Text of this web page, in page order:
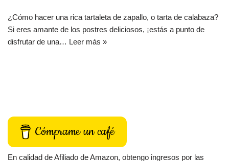
¿Cómo hacer una rica tartaleta de zapallo, o tarta de calabaza?
Si eres amante de los postres deliciosos, ¡estás a punto de
disfrutar de una… Leer más »
Cómprame un café
En calidad de Afiliado de Amazon, obtengo ingresos por las